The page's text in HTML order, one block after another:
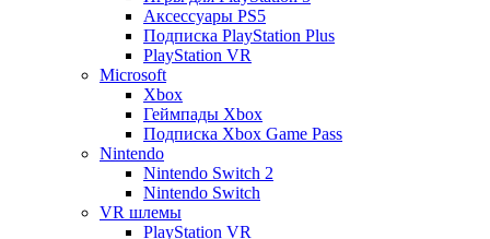
Аксессуары PS5
Подписка PlayStation Plus
PlayStation VR
Microsoft
Xbox
Геймпады Xbox
Подписка Xbox Game Pass
Nintendo
Nintendo Switch 2
Nintendo Switch
VR шлемы
PlayStation VR